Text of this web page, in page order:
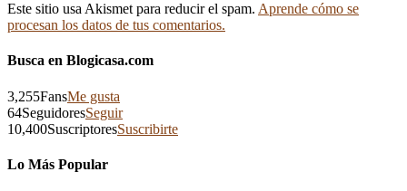
Este sitio usa Akismet para reducir el spam. Aprende cómo se
procesan los datos de tus comentarios.
Busca en Blogicasa.com
3,255FansMe gusta
64SeguidoresSeguir
10,400SuscriptoresSuscribirte
Lo Más Popular